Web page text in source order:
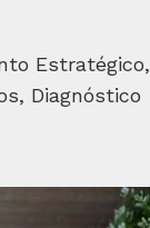
Estratégico,
Diagnóstico